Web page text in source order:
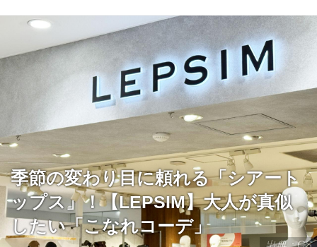
出典：CS
季節の変わり目に頼れる「シアート
ップス」！【LEPSIM】大人が真似
したい「こなれコーデ」